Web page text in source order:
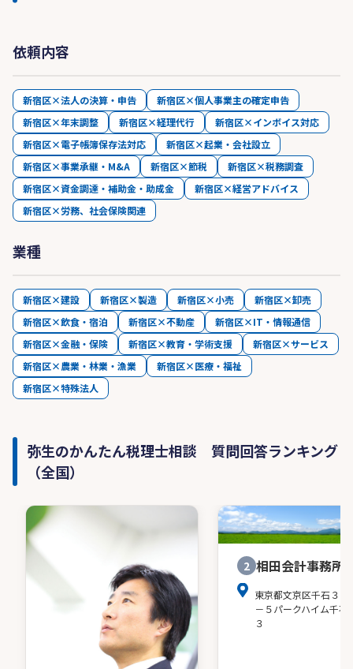
依頼内容
新宿区×法人の決算・申告
新宿区×個人事業主の確定申告
新宿区×年末調整
新宿区×経理代行
新宿区×インボイス対応
新宿区×電子帳簿保存法対応
新宿区×起業・会社設立
新宿区×事業承継・M&A
新宿区×節税
新宿区×税務調査
新宿区×資金調達・補助金・助成金
新宿区×経営アドバイス
新宿区×労務、社会保険関連
業種
新宿区×建設 新宿区×製造 新宿区×小売
新宿区×卸売
新宿区×飲食・宿泊
新宿区×不動産
新宿区×IT・情報通信
新宿区×金融・保険
新宿区×教育・学術支援
新宿区×サービス
新宿区×農業・林業・漁業
新宿区×医療・福祉
新宿区×特殊法人
弥生のかんたん税理士相談 質問回答ランキング
（全国）
2 相田会計事務所
東京都文京区千石３－
－５パークハイム千石
３